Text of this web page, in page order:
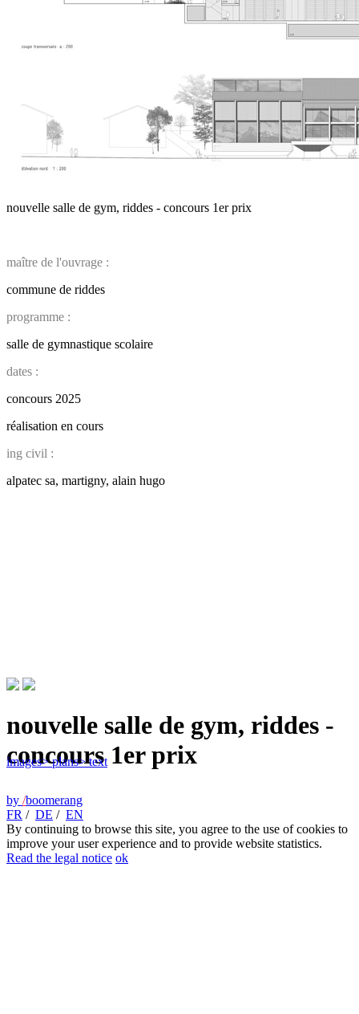
nouvelle salle de gym, riddes - concours 1er prix
maître de l'ouvrage :
commune de riddes
programme :
salle de gymnastique scolaire
dates :
concours 2025
réalisation en cours
ing civil :
alpatec sa, martigny, alain hugo
nouvelle salle de gym, riddes -
concours 1er prix
images> plans> text
by /boomerang
FR / DE / EN
By continuing to browse this site, you agree to the use of cookies to
improve your user experience and to provide website statistics.
Read the legal notice ok